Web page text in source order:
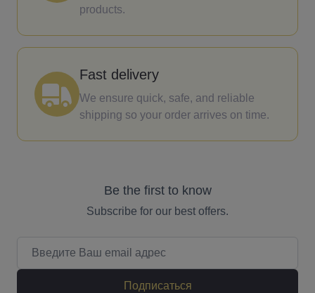
products.
Fast delivery
We ensure quick, safe, and reliable
shipping so your order arrives on time.
Be the first to know
Subscribe for our best offers.
Подписаться